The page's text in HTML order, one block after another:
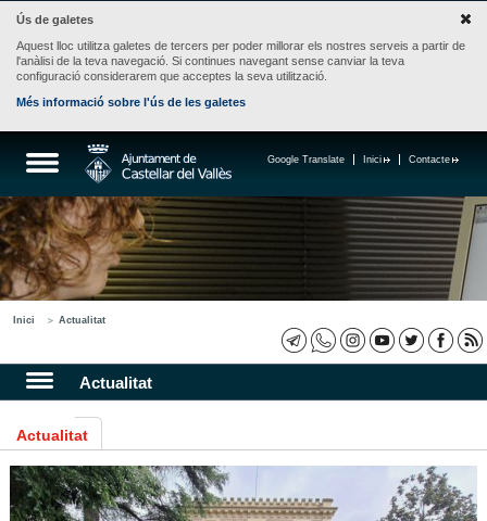
Ús de galetes
Aquest lloc utilitza galetes de tercers per poder millorar els nostres serveis a partir de
l'anàlisi de la teva navegació. Si continues navegant sense canviar la teva
configuració considerarem que acceptes la seva utilització.
Més informació sobre l'ús de les galetes
Contacte
Inici
Google Translate
Inici Actualitat
Actualitat
Actualitat